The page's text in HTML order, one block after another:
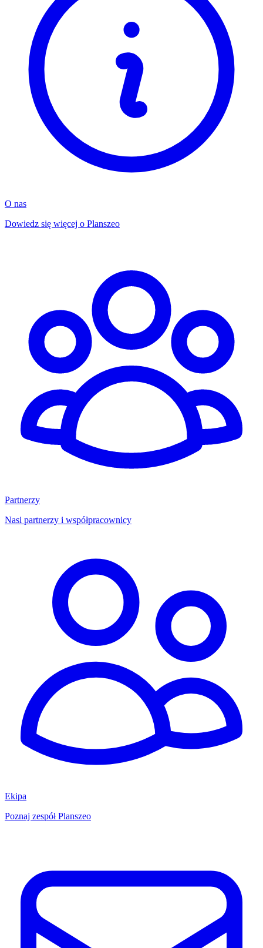
O nas
Dowiedz się więcej o Planszeo
Partnerzy
Nasi partnerzy i współpracownicy
Ekipa
Poznaj zespół Planszeo